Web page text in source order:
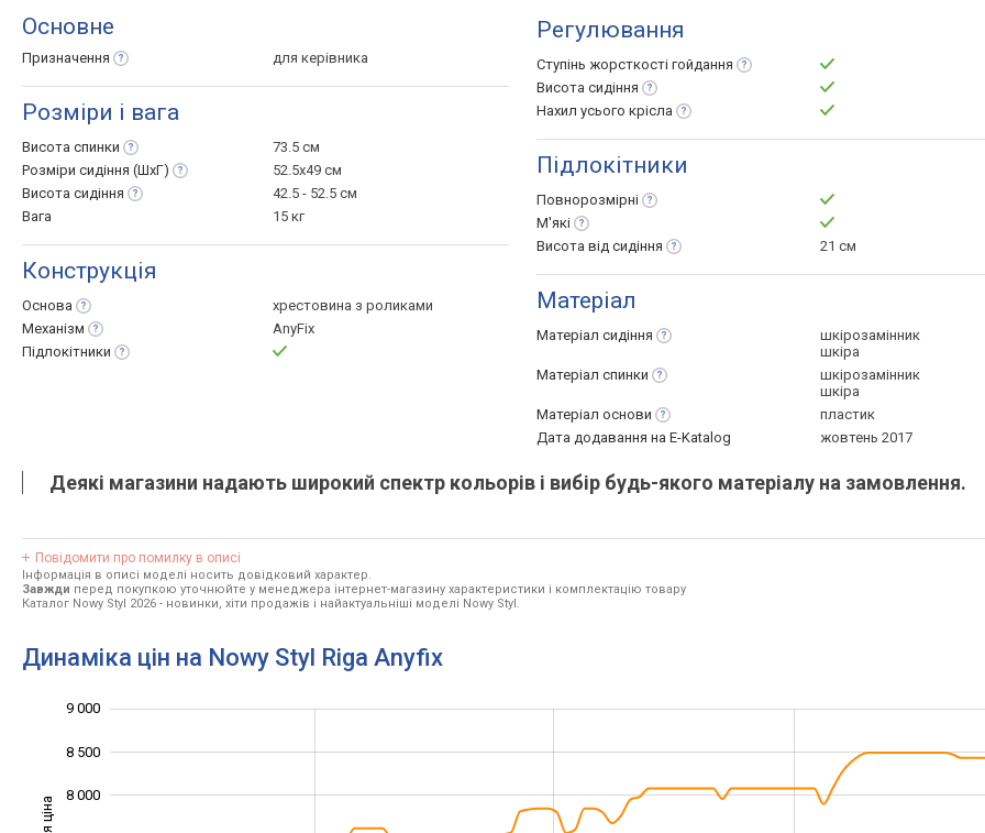
Основне
Призначення для керівника
Розміри і вага
Висота спинки
73.5 см
Розміри сидіння (ШхГ)
52.5x49 см
Висота сидіння
42.5 - 52.5 см
Вага
15 кг
Конструкція
Основа
хрестовина з роликами
Механізм
AnyFix
Підлокітники
Регулювання
Ступінь жорсткості гойдання
Висота сидіння
Нахил усього крісла
Підлокітники
Повнорозмірні
М'які
Висота від сидіння 21 см
Матеріал
Матеріал сидіння
шкірозамінник
шкіра
Матеріал спинки
шкірозамінник
шкіра
Матеріал основи
пластик
Дата додавання на E-Katalog
жовтень 2017
Деякі магазини надають широкий спектр кольорів і вибір будь-якого матеріалу на замовлення.
Повідомити про помилку в описі
Інформація в описі моделі носить довідковий характер.
Завжди перед покупкою уточнюйте у менеджера інтернет-магазину характеристики і комплектацію товару
Каталог Nowy Styl 2026 - новинки, хіти продажів і найактуальніші моделі Nowy Styl.
Динаміка цін на Nowy Styl Riga Anyfix
8 000
8 500
9 000